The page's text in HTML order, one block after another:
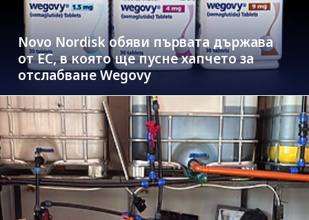
Novo Nordisk обяви първата държава
от ЕС, в която ще пусне хапчето за
отслабване Wegovy